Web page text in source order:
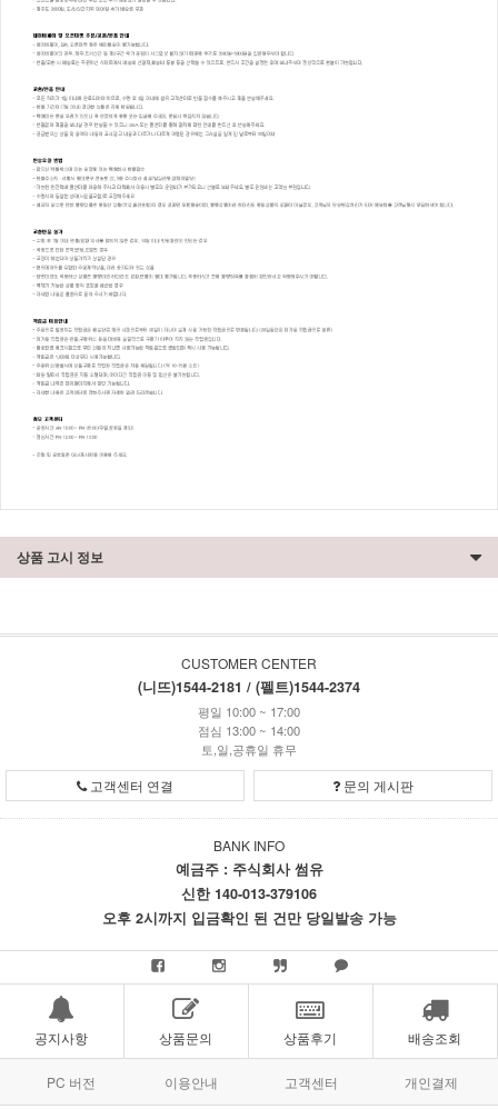
상품 고시 정보
CUSTOMER CENTER
(니뜨)1544-2181 / (펠트)1544-2374
평일 10:00 ~ 17:00
점심 13:00 ~ 14:00
토,일,공휴일 휴무
고객센터 연결 문의 게시판
BANK INFO
예금주 : 주식회사 썸유
신한 140-013-379106
오후 2시까지 입금확인 된 건만 당일발송 가능
공지사항 상품문의 상품후기 배송조회
PC 버전 이용안내 고객센터 개인결제